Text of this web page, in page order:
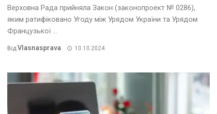
Верховна Рада прийняла Закон (законопроект № 0286),
яким ратифіковано Угоду між Урядом України та Урядом
Французької ...
ВідVlasnasprava 10.10.2024